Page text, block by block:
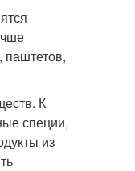
паштетов,
К
специи,
из